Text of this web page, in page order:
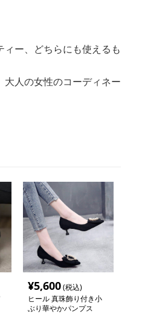
ー、どちらにも使えるも
人の女性のコーディネー
¥5,600(税込)
ヒール 真珠飾り付き小
ぶり華やかパンプス